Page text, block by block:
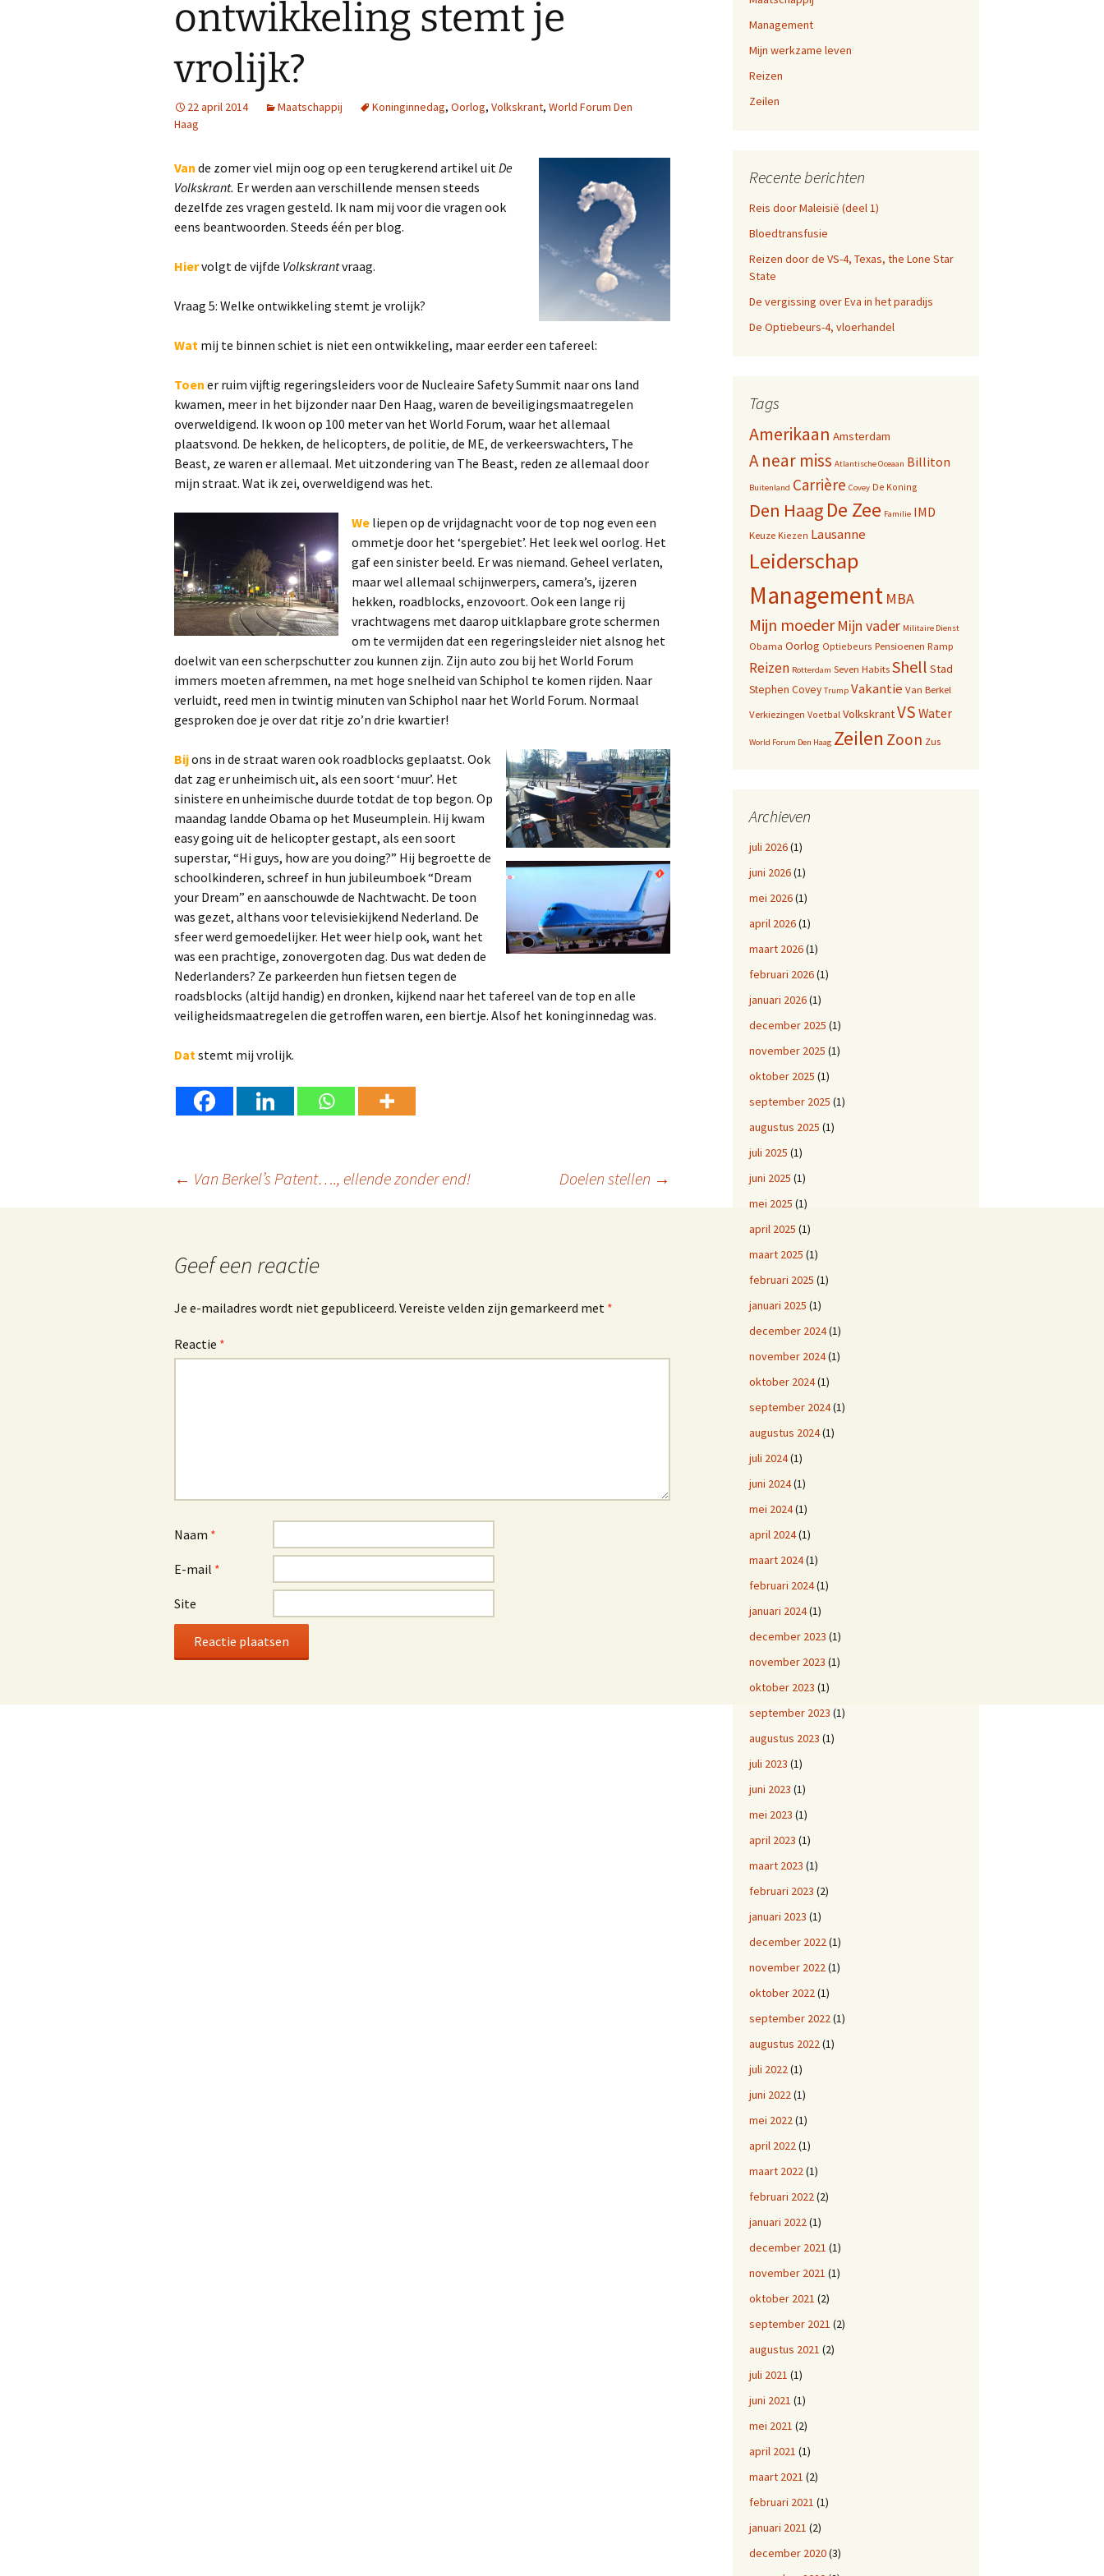
A near miss, verhalen 9,
A near miss, verhalen 5, 6,
2, 3 en 4
Opa-dag
Mijn websites
ontwikkeling stemt je
vrolijk?
22 april 2014 Maatschappij Koninginnedag, Oorlog, Volkskrant, World Forum Den
Haag
Van de zomer viel mijn oog op een terugkerend artikel uitDe
Volkskrant. Er werden aan verschillende mensen steeds
dezelfde zes vragen gesteld. Ik nam mij voor die vragen ook
eens beantwoorden. Steeds één per blog.
Hiervolgt de vijfde Volkskrantvraag.
Vraag 5: Welke ontwikkeling stemt je vrolijk?
Wat mij te binnen schiet is niet een ontwikkeling, maar eerder een tafereel:
Toen er ruim vijftig regeringsleiders voor de Nucleaire Safety Summit naar ons land
kwamen, meer in het bijzonder naar Den Haag, waren de beveiligingsmaatregelen
overweldigend. Ik woon op 100 meter van het World Forum, waar het allemaal
plaatsvond. De hekken, de helicopters, de politie, de ME, de verkeerswachters, The
Beast, ze waren er allemaal. Met uitzondering van The Beast, reden ze allemaal door
mijn straat. Wat ik zei, overweldigend was het.
We liepen op de vrijdagnacht voor de top nog even een
ommetje door het ‘spergebiet’. Het leek wel oorlog. Het
gaf een sinister beeld. Er was niemand. Geheel verlaten,
maar wel allemaal schijnwerpers, camera’s, ijzeren
hekken, roadblocks, enzovoort. Ook een lange rij
vrachtwagens met daarop uitklapbare grote schermen
om te vermijden dat een regeringsleider niet alsnog het
doelwit van een scherpschutter zou kunnen zijn. Zijn auto zou bij het World Forum
immers moeten afremmen, na met hoge snelheid van Schiphol te komen rijden. Naar
verluidt, reed men in twintig minuten van Schiphol naar het World Forum. Normaal
gesproken doe je over dat ritje zo’n drie kwartier!
Bijons in de straat waren ook roadblocks geplaatst. Ook
dat zag er unheimisch uit, als een soort ‘muur’. Het
sinistere en unheimische duurde totdat de top begon. Op
maandag landde Obama op het Museumplein. Hij kwam
easy going uit de helicopter gestapt, als een soort
superstar, “Hi guys, how are you doing?” Hij begroette de
schoolkinderen, schreef in hun jubileumboek “Dream
your Dream” en aanschouwde de Nachtwacht. De toon
was gezet, althans voor televisiekijkend Nederland. De
sfeer werd gemoedelijker. Het weer hielp ook, want het
was een prachtige, zonovergoten dag. Dus wat deden de
Nederlanders? Ze parkeerden hun fietsen tegen de
roadsblocks (altijd handig) en dronken, kijkend naar het tafereel van de top en alle
veiligheidsmaatregelen die getroffen waren, een biertje. Alsof het koninginnedag was.
Datstemt mij vrolijk.
Berichtnavigatie
← Van Berkel’s Patent…., ellende zonder end! Doelen stellen →
Geef een reactie
Je e-mailadres wordt niet gepubliceerd. Vereiste velden zijn gemarkeerd met *
Reactie *
Naam *
E-mail *
Site
Management
Mijn werkzame leven
Reizen
Zeilen
Recente berichten
Reis door Maleisië (deel 1)
Bloedtransfusie
Reizen door de VS-4, Texas, the Lone Star
State
De vergissing over Eva in het paradijs
De Optiebeurs-4, vloerhandel
Tags
Amerikaan Amsterdam
A near miss Atlantische Oceaan Billiton
Buitenland Carrière Covey De Koning
Den Haag De Zee Familie IMD
Keuze Kiezen Lausanne
Leiderschap
Management MBA
Mijn moeder Mijn vader Militaire Dienst
Obama Oorlog Optiebeurs Pensioenen Ramp
Reizen Rotterdam Seven HabitsShell Stad
Stephen Covey Trump Vakantie Van Berkel
Verkiezingen Voetbal VolkskrantVS Water
World Forum Den Haag Zeilen Zoon Zus
Archieven
juli 2026(1)
juni 2026(1)
mei 2026(1)
april 2026(1)
maart 2026(1)
februari 2026(1)
januari 2026(1)
december 2025 (1)
november 2025 (1)
oktober 2025 (1)
september 2025 (1)
augustus 2025 (1)
juli 2025 (1)
juni 2025 (1)
mei 2025 (1)
april 2025 (1)
maart 2025 (1)
februari 2025 (1)
januari 2025 (1)
december 2024(1)
november 2024(1)
oktober 2024(1)
september 2024(1)
augustus 2024(1)
juli 2024(1)
juni 2024(1)
mei 2024(1)
april 2024(1)
maart 2024(1)
februari 2024(1)
januari 2024(1)
december 2023 (1)
november 2023 (1)
oktober 2023 (1)
september 2023 (1)
augustus 2023 (1)
juli 2023 (1)
juni 2023 (1)
mei 2023 (1)
april 2023 (1)
maart 2023 (1)
februari 2023 (2)
januari 2023 (1)
december 2022(1)
november 2022(1)
oktober 2022(1)
september 2022(1)
augustus 2022(1)
juli 2022(1)
juni 2022(1)
mei 2022(1)
april 2022(1)
maart 2022(1)
februari 2022(2)
januari 2022(1)
december 2021 (1)
november 2021 (1)
oktober 2021 (2)
september 2021 (2)
augustus 2021 (2)
juli 2021 (1)
juni 2021 (1)
mei 2021 (2)
april 2021 (1)
maart 2021 (2)
februari 2021 (1)
januari 2021 (2)
december 2020(3)